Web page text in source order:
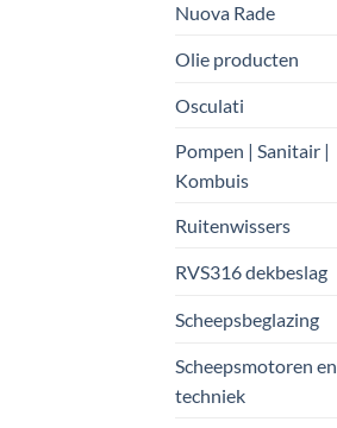
Nuova Rade
Olie producten
Osculati
Pompen | Sanitair |
Kombuis
Ruitenwissers
RVS316 dekbeslag
Scheepsbeglazing
Scheepsmotoren en
techniek